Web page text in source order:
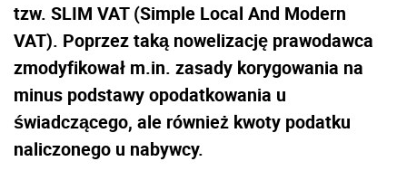
tzw. SLIM VAT (Simple Local And Modern
VAT). Poprzez taką nowelizację prawodawca
zmodyfikował m.in. zasady korygowania na
minus podstawy opodatkowania u
świadczącego, ale również kwoty podatku
naliczonego u nabywcy.